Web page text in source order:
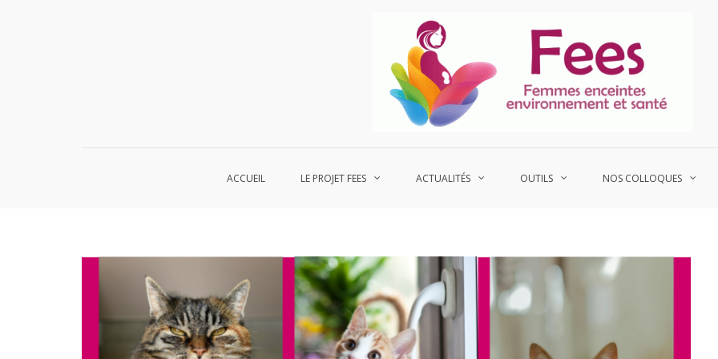
ACCUEIL LE PROJET FEES ACTUALITÉS OUTILS NOS COLLOQUES